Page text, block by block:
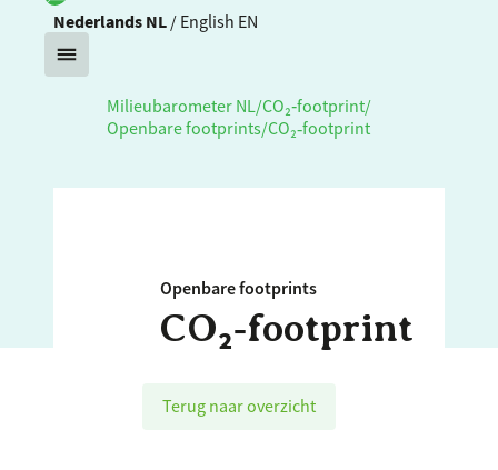
Nederlands NL / English EN
Milieubarometer NL /CO₂‑footprint/
Openbare footprints/CO₂‑footprint
Openbare footprints
CO₂‑footprint
Terug naar overzicht